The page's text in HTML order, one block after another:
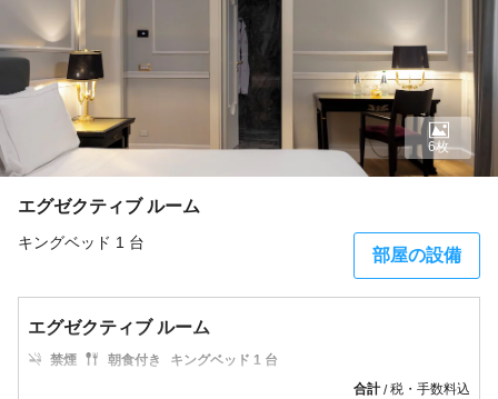
エグゼクティブ ルーム
キングベッド 1 台
部屋の設備
6枚
エグゼクティブ ルーム
禁煙 朝食付き
キングベッド 1 台
合計/税・手数料込